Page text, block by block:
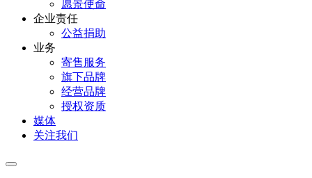
愿景使命
企业责任
公益捐助
业务
寄售服务
旗下品牌
经营品牌
授权资质
媒体
关注我们